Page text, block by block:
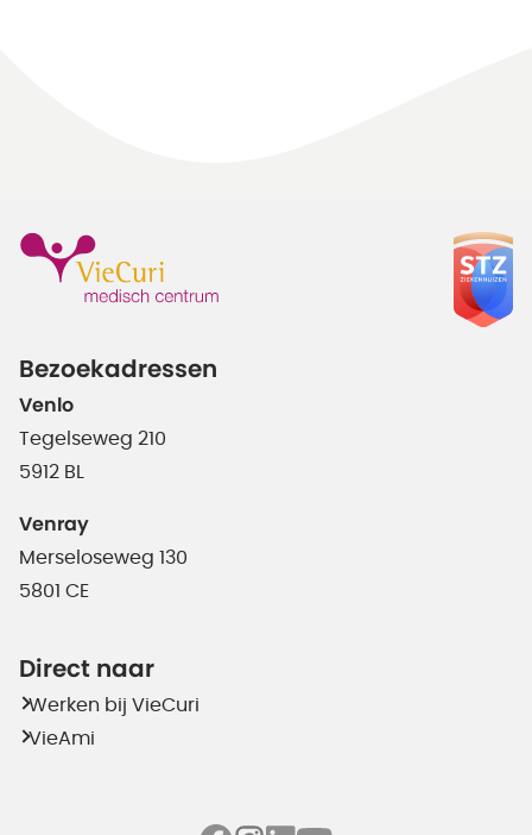
Bezoekadressen
Venlo
Tegelseweg 210
5912 BL
Venray
Merseloseweg 130
5801 CE
Direct naar
Werken bij VieCuri
VieAmi